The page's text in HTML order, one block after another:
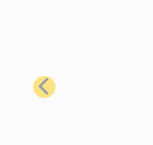
Iliyopita